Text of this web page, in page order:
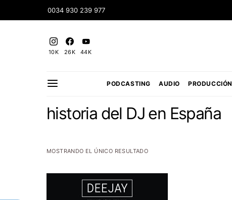
0034 930 239 977
10K 26K 44K
PODCASTING AUDIO PRODUCCIÓN
historia del DJ en España
MOSTRANDO EL ÚNICO RESULTADO